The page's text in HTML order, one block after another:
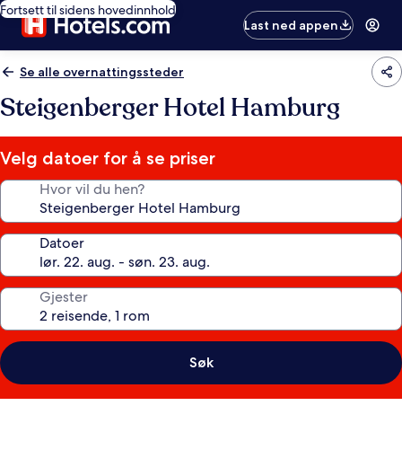
Fortsett til sidens hovedinnhold
Last ned appen
Se alle overnattingssteder
Steigenberger Hotel Hamburg
Velg datoer for å se priser
Hvor vil du hen?
Datoer
Gjester
Søk